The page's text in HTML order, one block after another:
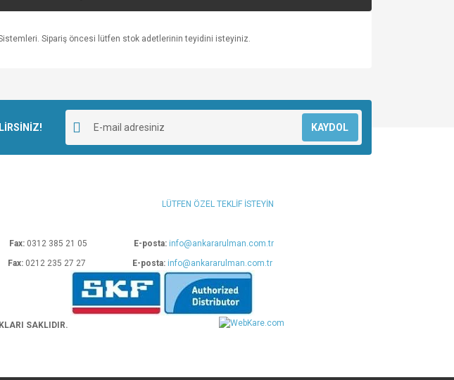
Sistemleri. Sipariş öncesi lütfen stok adetlerinin teyidini isteyiniz.
KAYDOL
LÜTFEN ÖZEL TEKLİF İSTEYİN
Fax: 0312 385 21 05 E-posta: info@ankararulman.com.tr
Fax: 0212 235 27 27 E-posta: info@ankararulman.com.tr
SAKLIDIR.